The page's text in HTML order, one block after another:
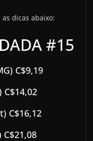
dicas abaixo:
#15
C$9,19
C$14,02
C$16,12